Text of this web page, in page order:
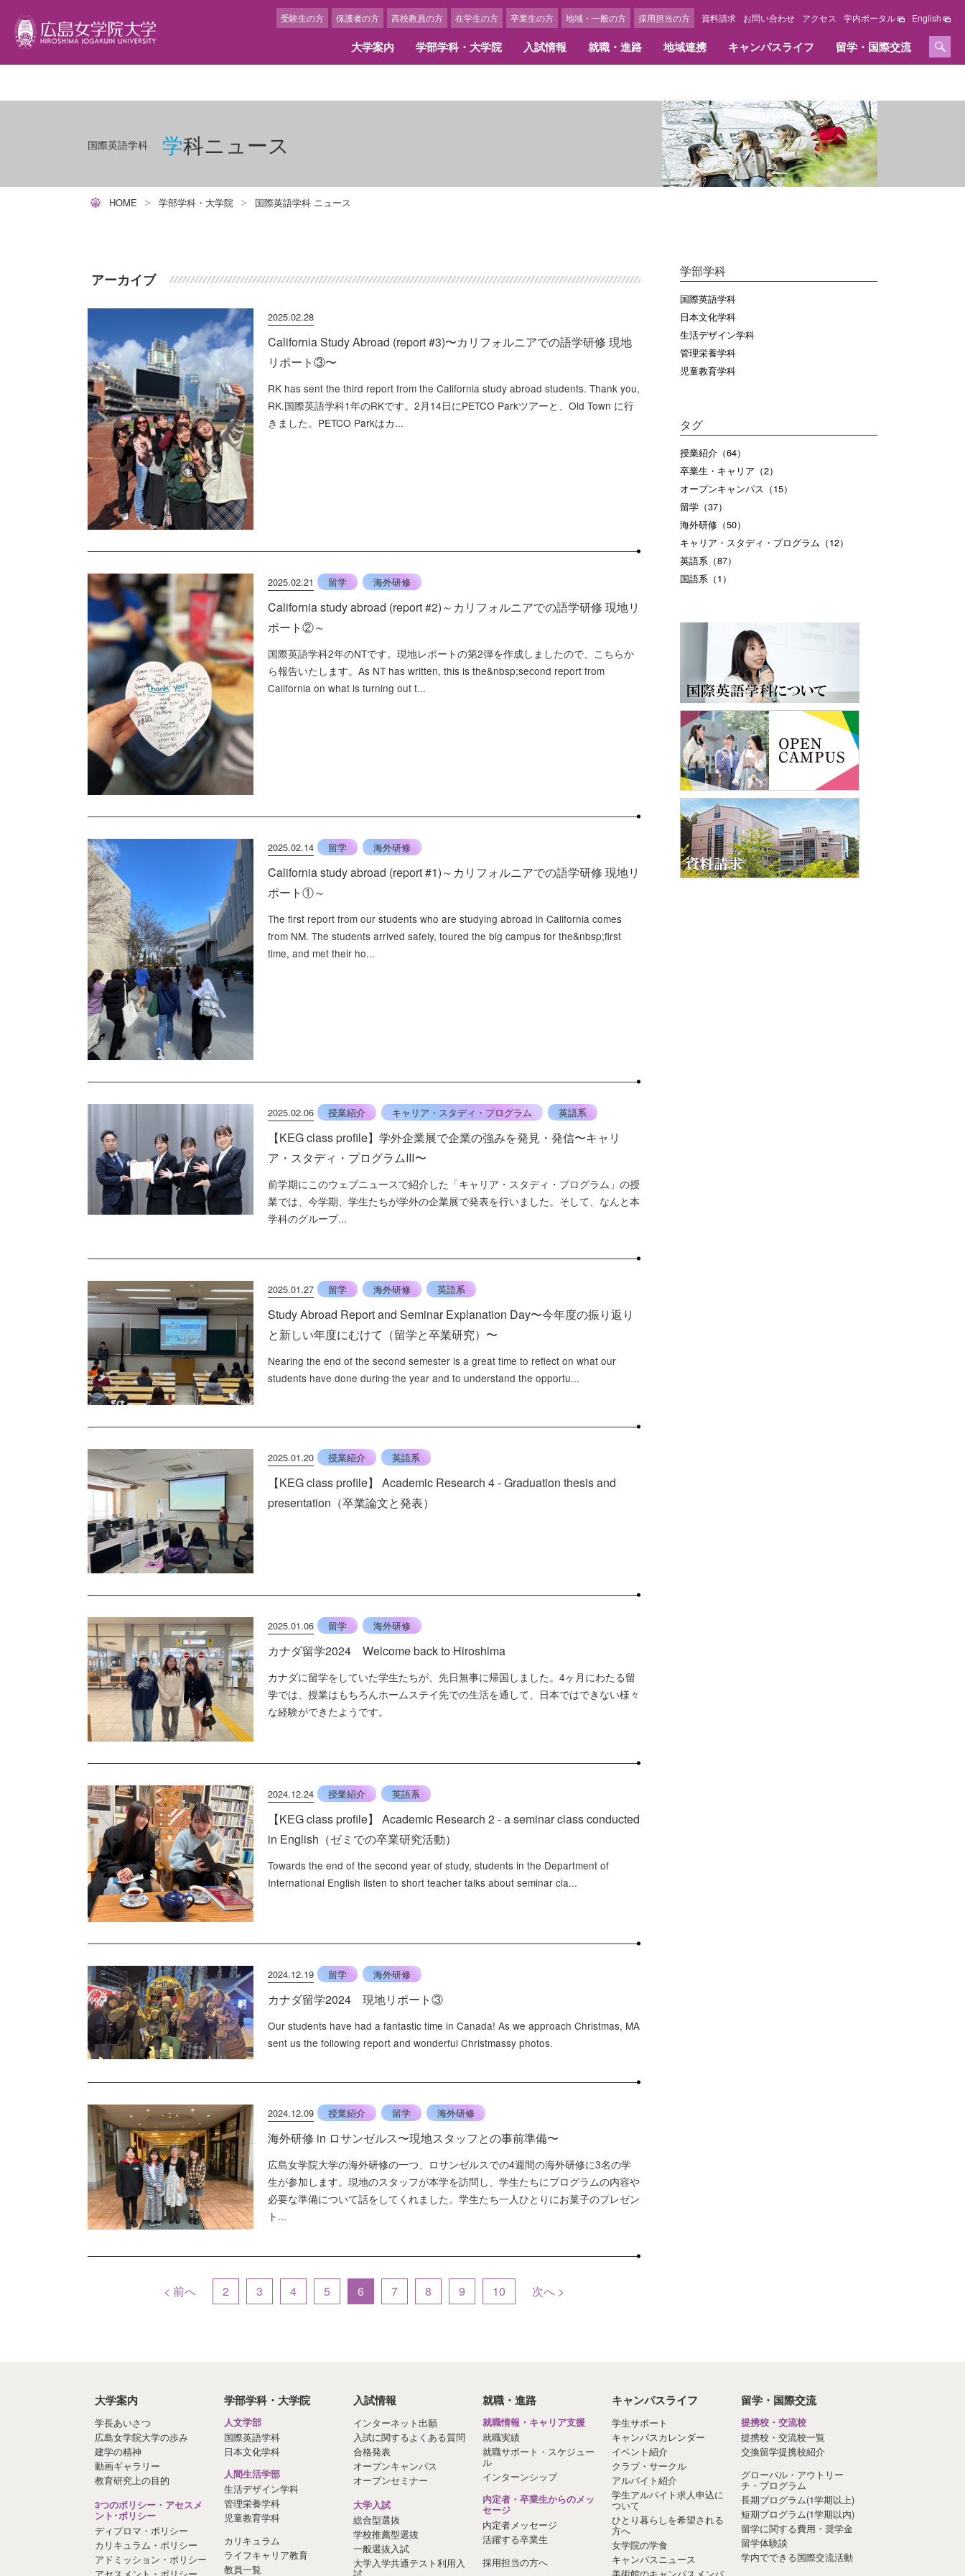
資料請求 お問い合わせ アクセス 学内ポータル English
大学案内
大学概要
3つのポリシー
アドミッション・ポリシー
情報公開
教育情報の公表
教職課程の情報の公表
大学の評価・取り組み
FDに関する活動
採用情報
学部学科・大学院
学部学科
教員一覧
大学院 学位、免許および資格
取得できる学位、免許および資格
資格内容
資格取得実績
入試情報 就職・進路
就職情報・キャリア支援 内定者・卒業生からのメッセージ 採用担当の方へ
採用担当の方へ
地域連携 キャンパスライフ
学生サポート
アカデミック・サポート・センター
宗教センター
キャンパスカレンダー 学生生活
保険制度
施設紹介
キャンパスマップ
キャンパス周辺ガイド
図書館
学費等納入金
社会人学生学費等納入方法
奨学金・教育ローン
留学・国際交流
提携校・交流校一覧
短期プログラム（1学期以内）
留学に関する費用・奨学金
国際交流センター
オリジナルサイト
受験生の方 保護者の方 高校教員の方 在学生の方 卒業生の方 地域・一般の方 採用担当の方
国際英語学科 学科ニュース
HOME 学部学科・大学院 国際英語学科 ニュース
アーカイブ
2025.02.28
California Study Abroad (report #3)〜カリフォルニアでの語学研修 現地
リポート③〜
RK has sent the third report from the California study abroad students. Thank you,
RK.国際英語学科1年のRKです。2月14日にPETCO Parkツアーと、Old Town に行
きました。PETCO Parkはカ...
2025.02.21 留学 海外研修
California study abroad (report #2)～カリフォルニアでの語学研修 現地リ
ポート②～
国際英語学科2年のNTです。現地レポートの第2弾を作成しましたので、こちらか
ら報告いたします。As NT has written, this is the&nbsp;second report from
California on what is turning out t...
2025.02.14 留学 海外研修
California study abroad (report #1)～カリフォルニアでの語学研修 現地リ
ポート①～
The first report from our students who are studying abroad in California comes
from NM. The students arrived safely, toured the big campus for the&nbsp;first
time, and met their ho...
2025.02.06 授業紹介 キャリア・スタディ・プログラム 英語系
【KEG class profile】学外企業展で企業の強みを発見・発信〜キャリ
ア・スタディ・プログラムⅢ〜
前学期にこのウェブニュースで紹介した「キャリア・スタディ・プログラム」の授
業では、今学期、学生たちが学外の企業展で発表を行いました。そして、なんと本
学科のグループ...
2025.01.27 留学 海外研修 英語系
Study Abroad Report and Seminar Explanation Day〜今年度の振り返り
と新しい年度にむけて（留学と卒業研究）〜
Nearing the end of the second semester is a great time to reflect on what our
students have done during the year and to understand the opportu...
2025.01.20 授業紹介 英語系
【KEG class profile】 Academic Research 4 - Graduation thesis and
presentation（卒業論文と発表）
2025.01.06 留学 海外研修
カナダ留学2024 Welcome back to Hiroshima
カナダに留学をしていた学生たちが、先日無事に帰国しました。4ヶ月にわたる留
学では、授業はもちろんホームステイ先での生活を通して、日本ではできない様々
な経験ができたようです。
2024.12.24 授業紹介 英語系
【KEG class profile】 Academic Research 2 - a seminar class conducted
in English（ゼミでの卒業研究活動）
Towards the end of the second year of study, students in the Department of
International English listen to short teacher talks about seminar cla...
2024.12.19 留学 海外研修
カナダ留学2024 現地リポート③
Our students have had a fantastic time in Canada! As we approach Christmas, MA
sent us the following report and wonderful Christmassy photos.
2024.12.09 授業紹介 留学 海外研修
海外研修 in ロサンゼルス〜現地スタッフとの事前準備〜
広島女学院大学の海外研修の一つ、ロサンゼルスでの4週間の海外研修に3名の学
生が参加します。現地のスタッフが本学を訪問し、学生たちにプログラムの内容や
必要な準備について話をしてくれました。学生たち一人ひとりにお菓子のプレゼン
ト...
< 前へ 2 3 4 5 6 7 8 9 10 次へ >
学部学科
国際英語学科
日本文化学科
生活デザイン学科
管理栄養学科
児童教育学科
タグ
授業紹介（64）
卒業生・キャリア（2）
オープンキャンパス（15）
留学（37）
海外研修（50）
キャリア・スタディ・プログラム（12）
英語系（87）
国語系（1）
大学案内
学長あいさつ
広島女学院大学の歩み
建学の精神
動画ギャラリー
教育研究上の目的
3つのポリシー・アセスメ
ント･ポリシー
ディプロマ・ポリシー
カリキュラム・ポリシー
アドミッション・ポリシー
学部学科・大学院
人文学部
国際英語学科
日本文化学科
人間生活学部
生活デザイン学科
管理栄養学科
児童教育学科
カリキュラム
ライフキャリア教育
教員一覧
入試情報
インターネット出願
入試に関するよくある質問
合格発表
オープンキャンパス
オープンセミナー
大学入試
総合型選抜
学校推薦型選抜
一般選抜入試
大学入学共通テスト利用入
就職・進路
就職情報・キャリア支援
就職実績
就職サポート・スケジュー
ル
インターンシップ
内定者・卒業生からのメッ
セージ
内定者メッセージ
活躍する卒業生
採用担当の方へ
キャンパスライフ
学生サポート
キャンパスカレンダー
イベント紹介
クラブ・サークル
アルバイト紹介
学生アルバイト求人申込に
ついて
ひとり暮らしを希望される
方へ
女学院の学食
キャンパスニュース
留学・国際交流
提携校・交流校
提携校・交流校一覧
交換留学提携校紹介
グローバル・アウトリー
チ・プログラム
長期プログラム(1学期以上)
短期プログラム(1学期以内)
留学に関する費用・奨学金
留学体験談
学内でできる国際交流活動